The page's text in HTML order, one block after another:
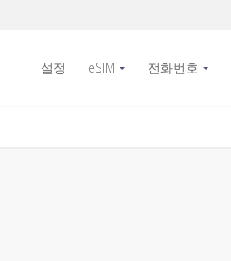
설정 eSIM 전화번호